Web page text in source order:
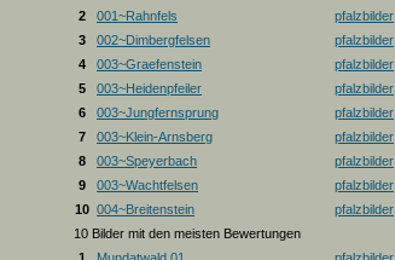
2
001~Rahnfels pfalzbilder
3
002~Dimbergfelsen pfalzbilder
4
003~Graefenstein pfalzbilder
5
003~Heidenpfeiler pfalzbilder
6
003~Jungfernsprung pfalzbilder
7
003~Klein-Arnsberg pfalzbilder
8
003~Speyerbach pfalzbilder
9
003~Wachtfelsen pfalzbilder
10 004~Breitenstein pfalzbilder
10 Bilder mit den meisten Bewertungen